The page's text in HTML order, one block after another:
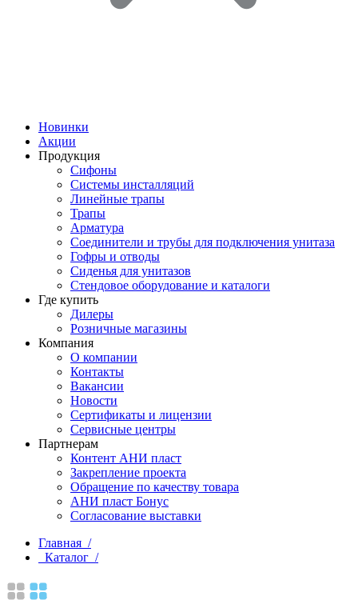
Новинки
Акции
Продукция
Сифоны
Системы инсталляций
Линейные трапы
Трапы
Арматура
Соединители и трубы для подключения унитаза
Гофры и отводы
Сиденья для унитазов
Стендовое оборудование и каталоги
Где купить
Дилеры
Розничные магазины
Компания
О компании
Контакты
Вакансии
Новости
Сертификаты и лицензии
Сервисные центры
Партнерам
Контент АНИ пласт
Закрепление проекта
Обращение по качеству товара
АНИ пласт Бонус
Согласование выставки
Главная /
Каталог /